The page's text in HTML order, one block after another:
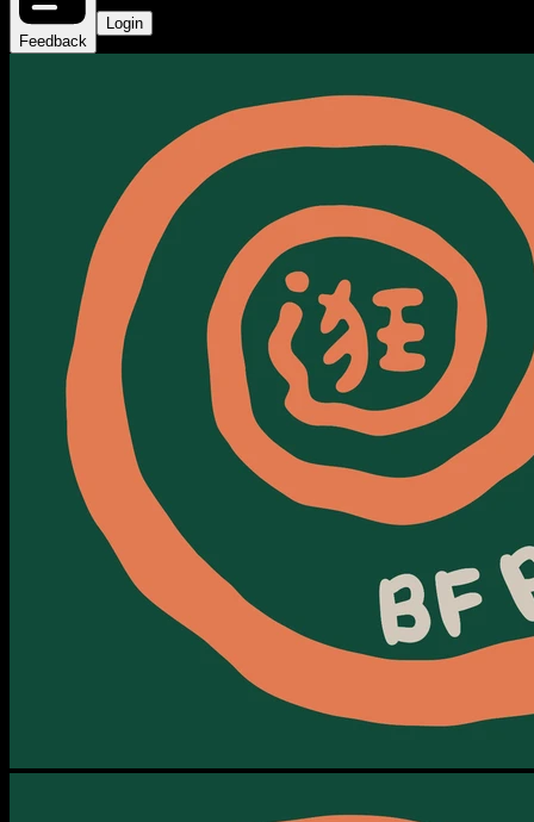
Feedback
Login